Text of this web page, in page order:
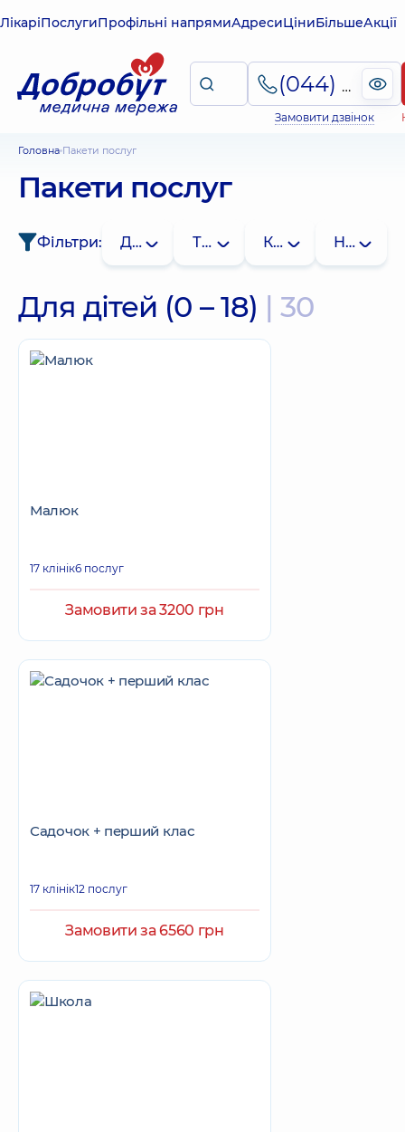
ЛікаріПослугиПрофільні напрямиАдресиЦіниБільшеАкції
(044) 495-2-888
Замовити дзвінок
Головна Пакети послуг
Пакети послуг
Фільтри: Для кого Тип Клініка Напрям
Для дітей (0 – 18) | 30
Малюк
17 клінік6 послуг
Замовити за 3200 грн
Садочок + перший клас
17 клінік12 послуг
Замовити за 6560 грн